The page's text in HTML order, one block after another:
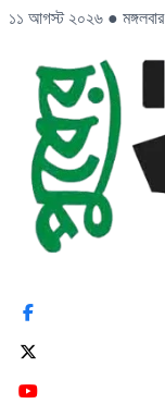
১১ আগস্ট ২০২৬ ● মঙ্গলবার